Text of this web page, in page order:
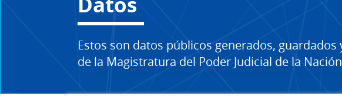
Estos son datos públicos generados,
de la Magistratura del Poder Judicial de la Nación